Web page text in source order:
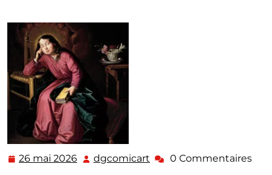
26 mai 2026 26 dgcomicart dgcomicart
0 Commentaires